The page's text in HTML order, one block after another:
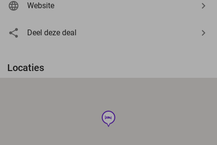
Website
Deel deze deal
Locaties
hotel